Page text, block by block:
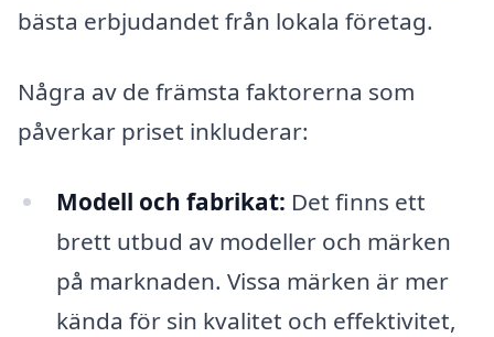
bästa erbjudandet från lokala företag.
Några av de främsta faktorerna som
påverkar priset inkluderar:
Modell och fabrikat: Det finns ett
brett utbud av modeller och märken
på marknaden. Vissa märken är mer
kända för sin kvalitet och effektivitet,